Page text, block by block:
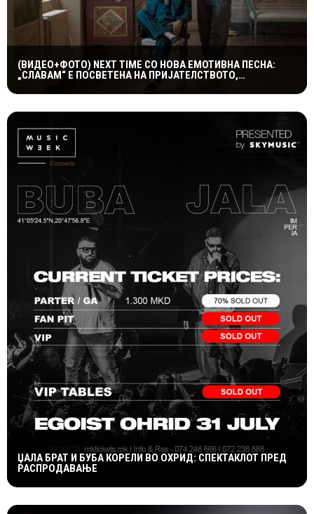
(ВИДЕО+ФОТО) NEXT TIME СО НОВА ЕМОТИВНА ПЕСНА:
„СЛАВАМ“ Е ПОСВЕТЕНА НА ПРИЈАТЕЛСТВОТО,
КУМСТВОТО И СПОМЕНИТЕ ШТО ТРААТ ЗАСЕКОГАШ
ЏАЛА БРАТ И БУБА КОРЕЛИ ВО ОХРИД: СПЕКТАКЛОТ ПРЕД
РАСПРОДАВАЊЕ